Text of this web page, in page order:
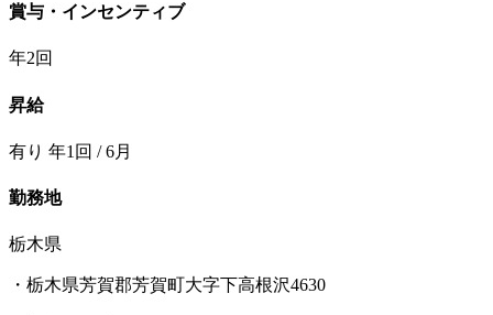
賞与・インセンティブ
年2回
昇給
有り 年1回 / 6月
勤務地
栃木県
・栃木県芳賀郡芳賀町大字下高根沢4630